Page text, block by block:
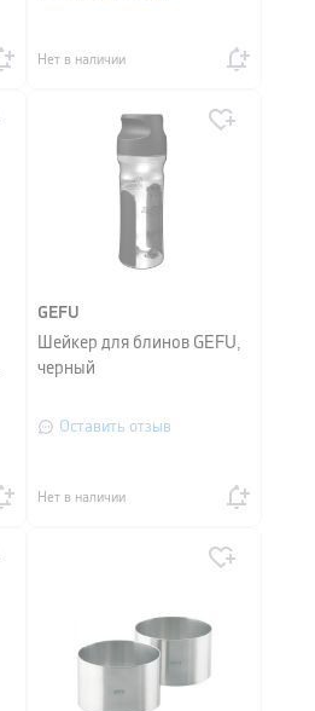
Нет в наличии
GEFU
Шейкер для блинов GEFU,
черный
Оставить отзыв
Нет в наличии